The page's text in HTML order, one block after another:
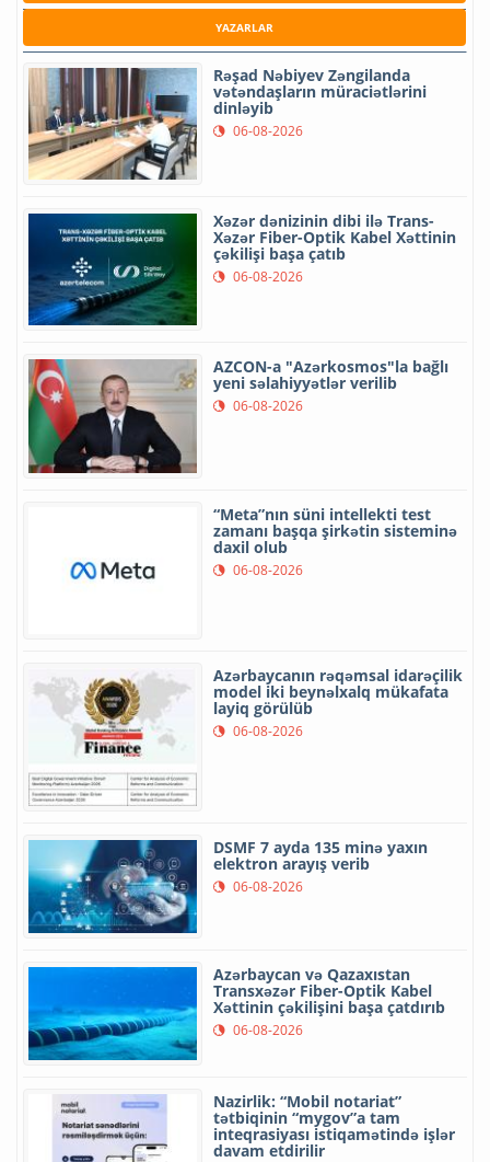
YAZARLAR
Rəşad Nəbiyev Zəngilanda
vətəndaşların müraciətlərini
dinləyib
06-08-2026
Xəzər dənizinin dibi ilə Trans-
Xəzər Fiber-Optik Kabel Xəttinin
çəkilişi başa çatıb
06-08-2026
AZCON-a "Azərkosmos"la bağlı
yeni səlahiyyətlər verilib
06-08-2026
“Meta”nın süni intellekti test
zamanı başqa şirkətin sisteminə
daxil olub
06-08-2026
Azərbaycanın rəqəmsal idarəçilik
model iki beynəlxalq mükafata
layiq görülüb
06-08-2026
DSMF 7 ayda 135 minə yaxın
elektron arayış verib
06-08-2026
Azərbaycan və Qazaxıstan
Transxəzər Fiber-Optik Kabel
Xəttinin çəkilişini başa çatdırıb
06-08-2026
Nazirlik: “Mobil notariat”
tətbiqinin “mygov”a tam
inteqrasiyası istiqamətində işlər
davam etdirilir